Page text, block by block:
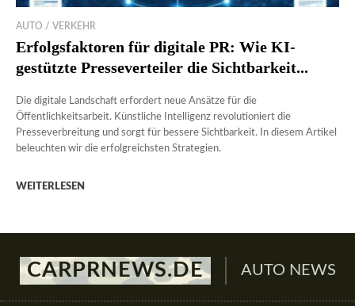
AUTO / VERKEHR
Erfolgsfaktoren für digitale PR: Wie KI-
gestützte Presseverteiler die Sichtbarkeit...
Die digitale Landschaft erfordert neue Ansätze für die
Öffentlichkeitsarbeit. Künstliche Intelligenz revolutioniert die
Presseverbreitung und sorgt für bessere Sichtbarkeit. In diesem Artikel
beleuchten wir die erfolgreichsten Strategien.
WEITERLESEN
CARPRNEWS.DE AUTO NEWS